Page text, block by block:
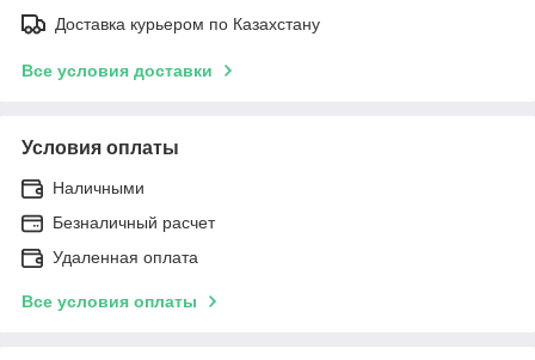
Доставка курьером по Казахстану
Все условия доставки
Условия оплаты
Наличными
Безналичный расчет
Удаленная оплата
Все условия оплаты